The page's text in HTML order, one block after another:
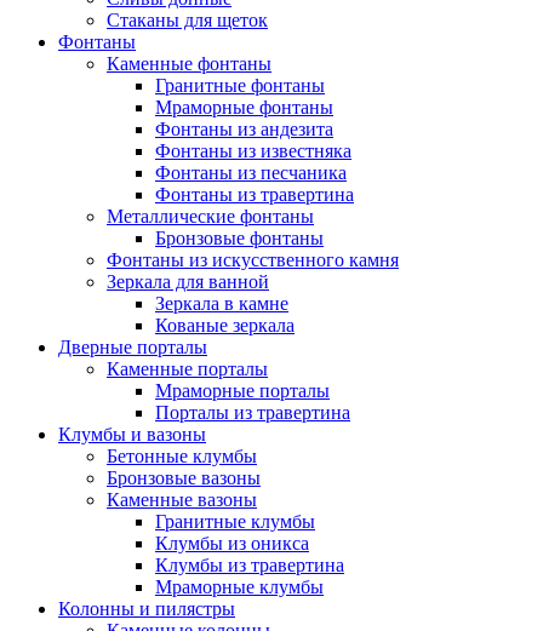
Стаканы для щеток
Фонтаны
Каменные фонтаны
Гранитные фонтаны
Мраморные фонтаны
Фонтаны из андезита
Фонтаны из известняка
Фонтаны из песчаника
Фонтаны из травертина
Металлические фонтаны
Бронзовые фонтаны
Фонтаны из искусственного камня
Зеркала для ванной
Зеркала в камне
Кованые зеркала
Дверные порталы
Каменные порталы
Мраморные порталы
Порталы из травертина
Клумбы и вазоны
Бетонные клумбы
Бронзовые вазоны
Каменные вазоны
Гранитные клумбы
Клумбы из оникса
Клумбы из травертина
Мраморные клумбы
Колонны и пилястры